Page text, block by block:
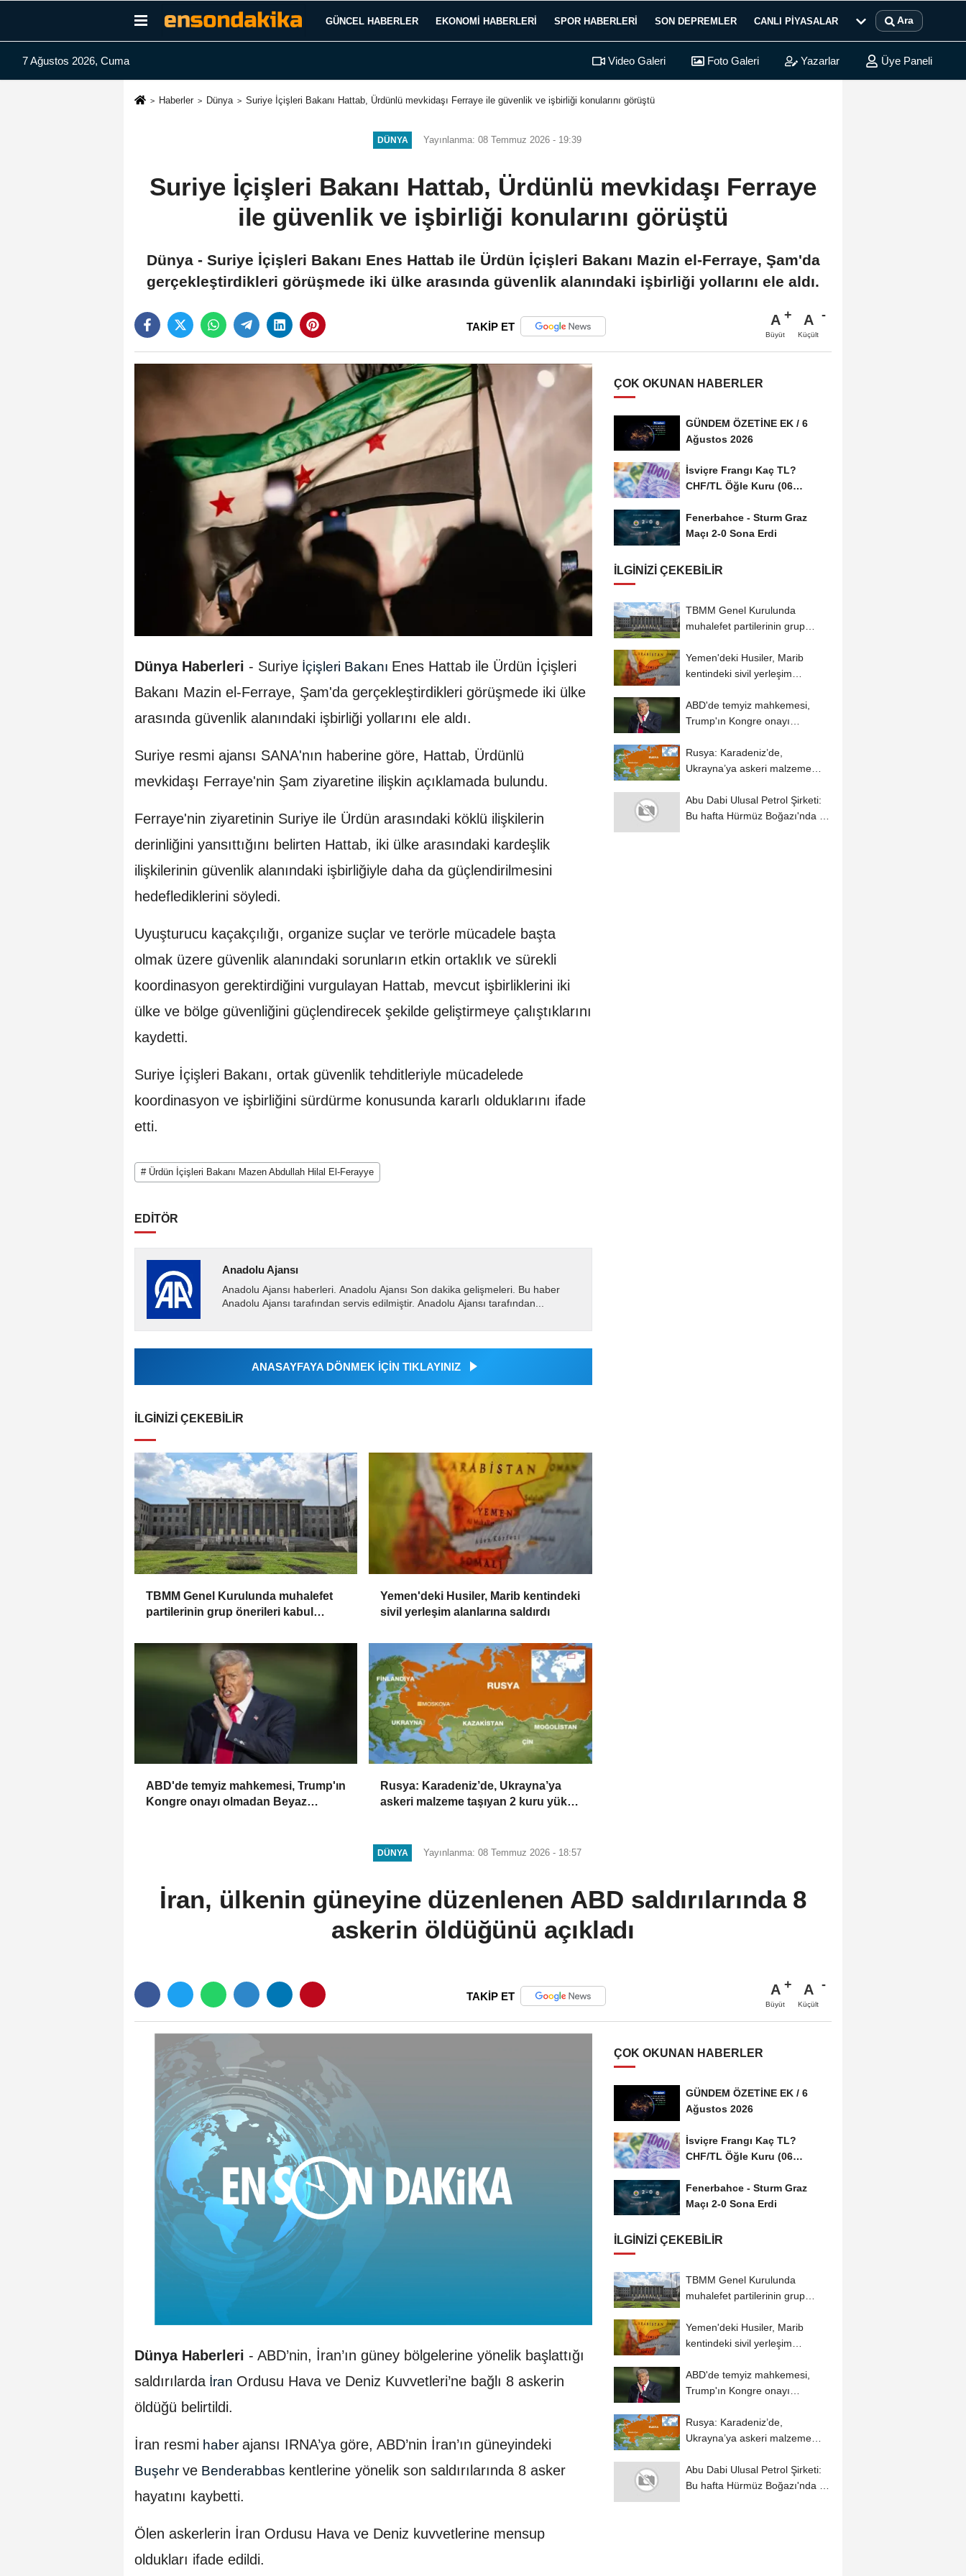
GÜNCEL HABERLER EKONOMI HABERLERI SPOR HABERLERI SON DEPREMLER CANLI PIYASALAR Ara
7 Ağustos 2026, Cuma Video Galeri Foto Galeri Yazarlar Üye Paneli
Haberler Dünya Suriye İçişleri Bakanı Hattab, Ürdünlü mevkidaşı Ferraye ile güvenlik ve işbirliği konularını görüştü
DÜNYA Yayınlanma: 08 Temmuz 2026 - 19:39
Suriye İçişleri Bakanı Hattab, Ürdünlü mevkidaşı Ferraye
ile güvenlik ve işbirliği konularını görüştü
Dünya - Suriye İçişleri Bakanı Enes Hattab ile Ürdün İçişleri Bakanı Mazin el-Ferraye, Şam'da
gerçekleştirdikleri görüşmede iki ülke arasında güvenlik alanındaki işbirliği yollarını ele aldı.
TAKİP ET A
Büyüt
A
Küçült
Dünya Haberleri - Suriye İçişleri Bakanı Enes Hattab ile Ürdün İçişleri
Bakanı Mazin el-Ferraye, Şam'da gerçekleştirdikleri görüşmede iki ülke
arasında güvenlik alanındaki işbirliği yollarını ele aldı.
Suriye resmi ajansı SANA'nın haberine göre, Hattab, Ürdünlü
mevkidaşı Ferraye'nin Şam ziyaretine ilişkin açıklamada bulundu.
Ferraye'nin ziyaretinin Suriye ile Ürdün arasındaki köklü ilişkilerin
derinliğini yansıttığını belirten Hattab, iki ülke arasındaki kardeşlik
ilişkilerinin güvenlik alanındaki işbirliğiyle daha da güçlendirilmesini
hedeflediklerini söyledi.
Uyuşturucu kaçakçılığı, organize suçlar ve terörle mücadele başta
olmak üzere güvenlik alanındaki sorunların etkin ortaklık ve sürekli
koordinasyon gerektirdiğini vurgulayan Hattab, mevcut işbirliklerini iki
ülke ve bölge güvenliğini güçlendirecek şekilde geliştirmeye çalıştıklarını
kaydetti.
Suriye İçişleri Bakanı, ortak güvenlik tehditleriyle mücadelede
koordinasyon ve işbirliğini sürdürme konusunda kararlı olduklarını ifade
etti.
# Ürdün İçişleri Bakanı Mazen Abdullah Hilal El-Ferayye
EDİTÖR
Anadolu Ajansı
Anadolu Ajansı haberleri. Anadolu Ajansı Son dakika gelişmeleri. Bu haber
Anadolu Ajansı tarafından servis edilmiştir. Anadolu Ajansı tarafından...
ANASAYFAYA DÖNMEK İÇİN TIKLAYINIZ
İLGINIZI ÇEKEBILIR
TBMM Genel Kurulunda muhalefet
partilerinin grup önerileri kabul
Yemen'deki Husiler, Marib kentindeki
sivil yerleşim alanlarına saldırdı
ABD'de temyiz mahkemesi, Trump'ın
Kongre onayı olmadan Beyaz
Rusya: Karadeniz’de, Ukrayna’ya
askeri malzeme taşıyan 2 kuru yük
ÇOK OKUNAN HABERLER
GÜNDEM ÖZETİNE EK / 6
Ağustos 2026
İsviçre Frangı Kaç TL?
CHF/TL Öğle Kuru (06
Fenerbahce - Sturm Graz
Maçı 2-0 Sona Erdi
İLGINIZI ÇEKEBILIR
TBMM Genel Kurulunda
muhalefet partilerinin grup
Yemen'deki Husiler, Marib
kentindeki sivil yerleşim
ABD'de temyiz mahkemesi,
Trump'ın Kongre onayı
Rusya: Karadeniz’de,
Ukrayna’ya askeri malzeme
Abu Dabi Ulusal Petrol Şirketi:
Bu hafta Hürmüz Boğazı'nda 3
DÜNYA Yayınlanma: 08 Temmuz 2026 - 18:57
İran, ülkenin güneyine düzenlenen ABD saldırılarında 8
askerin öldüğünü açıkladı
TAKİP ET A
Büyüt
A
Küçült
Dünya Haberleri - ABD’nin, İran’ın güney bölgelerine yönelik başlattığı
saldırılarda İran Ordusu Hava ve Deniz Kuvvetleri’ne bağlı 8 askerin
öldüğü belirtildi.
İran resmi haber ajansı IRNA’ya göre, ABD’nin İran’ın güneyindeki
Buşehr ve Benderabbas kentlerine yönelik son saldırılarında 8 asker
hayatını kaybetti.
Ölen askerlerin İran Ordusu Hava ve Deniz kuvvetlerine mensup
oldukları ifade edildi.
ÇOK OKUNAN HABERLER
GÜNDEM ÖZETİNE EK / 6
Ağustos 2026
İsviçre Frangı Kaç TL?
CHF/TL Öğle Kuru (06
Fenerbahce - Sturm Graz
Maçı 2-0 Sona Erdi
İLGINIZI ÇEKEBILIR
TBMM Genel Kurulunda
muhalefet partilerinin grup
Yemen'deki Husiler, Marib
kentindeki sivil yerleşim
ABD'de temyiz mahkemesi,
Trump'ın Kongre onayı
Rusya: Karadeniz’de,
Ukrayna’ya askeri malzeme
Abu Dabi Ulusal Petrol Şirketi:
Bu hafta Hürmüz Boğazı'nda 3